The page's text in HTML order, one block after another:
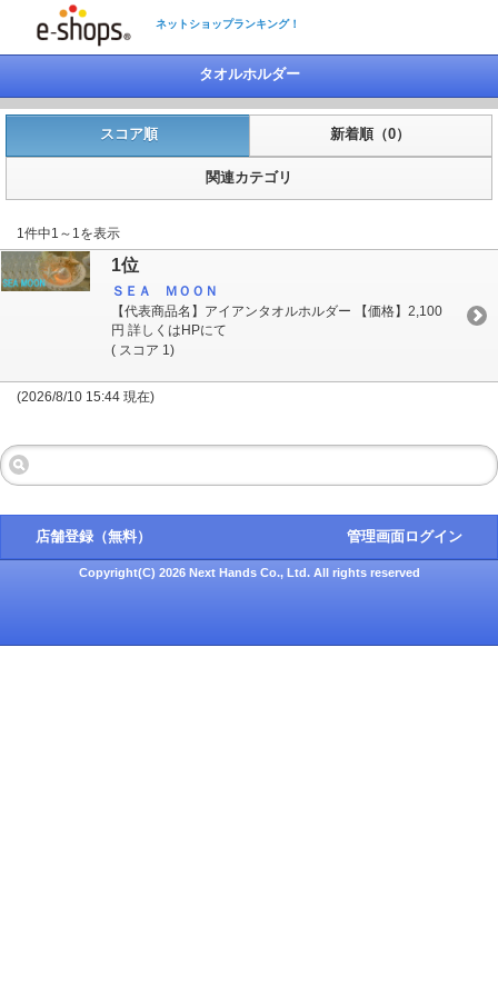
ネットショップランキング！
タオルホルダー
スコア順 新着順（0）
関連カテゴリ
1件中1～1を表示
1位
ＳＥＡ ＭＯＯＮ
【代表商品名】アイアンタオルホルダー 【価格】2,100
円 詳しくはHPにて
( スコア 1)
(2026/8/10 15:44 現在)
店舗登録（無料） 管理画面ログイン
Copyright(C) 2026 Next Hands Co., Ltd. All rights reserved